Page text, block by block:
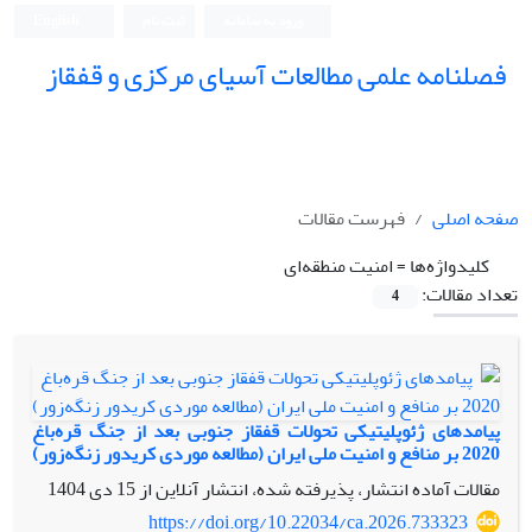
فصلنامه علمی مطالعات آسیای مرکزی و قفقاز
صفحه اصلی
فهرست مقالات
کلیدواژه‌ها =امنیت منطقه‌ای
تعداد مقالات:
4
پیامدهای ژئوپلیتیکی تحولات قفقاز جنوبی بعد از جنگ قره‌باغ
2020 بر منافع و امنیت ملی ایران (مطالعه موردی کریدور زنگه‌زور)
مقالات آماده انتشار، پذیرفته شده، انتشار آنلاین از15 دی 1404
https://doi.org/10.22034/ca.2026.733323